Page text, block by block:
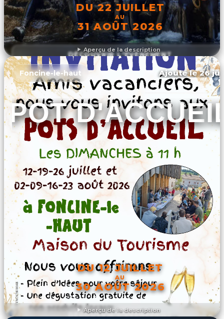
Aperçu de la description
DU 22 JUILLET
AU
31 AOÛT 2026
DÉCOUVRIR L'ÉVÉNEMENT
Aperçu de la description
Foncine-le-haut Ajouté le 26
POT
DU 12 JUILLET
AU
30 AOÛT 2026
DÉCOUVRIR L'ÉVÉNEMENT